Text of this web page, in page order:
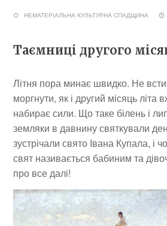
НЕМАТЕРІАЛЬНА КУЛЬТУРНА СПАДЩИНА
Таємниці другого
Літня пора минає швидко. Не
моргнути, як і другий місяць літа
набирає сили. Що таке білень і
земляки в давнину святкували
зустрічали свято Івана Купала, і
свят називається бабиним та
про все далі!